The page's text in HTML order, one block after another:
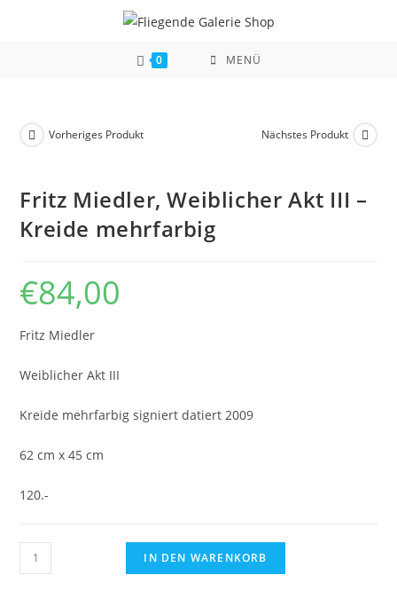
0 MENÜ
Vorheriges Produkt Nächstes Produkt
Fritz Miedler, Weiblicher Akt III –
Kreide mehrfarbig
€84,00
Fritz Miedler
Weiblicher Akt III
Kreide mehrfarbig signiert datiert 2009
62 cm x 45 cm
120.-
Fritz
Miedler,
IN DEN WARENKORB